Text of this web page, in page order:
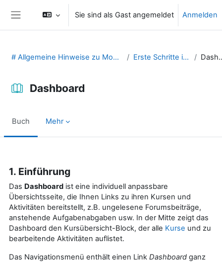
Website-Übersicht
Sie sind als Gast angemeldet Anmelden
# Allgemeine Hinweise zu Moodle (29131475) Erste Schritte in Moodle
Dashboard
Buch Mehr
1. Einführung
Das Dashboard ist eine individuell anpassbare
Übersichtsseite, die Ihnen Links zu ihren Kursen und
Aktivitäten bereitstellt, z.B. ungelesene Forumsbeiträge,
anstehende Aufgabenabgaben usw. In der Mitte zeigt das
Dashboard den Kursübersicht-Block, der alle Kurse und zu
bearbeitende Aktivitäten auflistet.
Das Navigationsmenü enthält einen Link Dashboard ganz